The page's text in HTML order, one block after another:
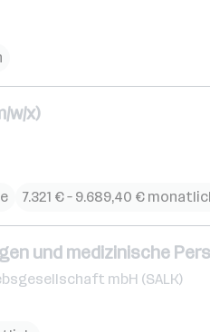
w/x)
7.321 € – 9.689,40 €
und medizinische
mbH (SALK)